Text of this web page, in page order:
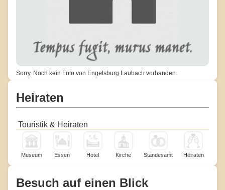
Sorry. Noch kein Foto von Engelsburg Laubach vorhanden.
Heiraten
Touristik & Heiraten
Museum Essen Hotel Kirche Standesamt Heiraten
Besuch auf einen Blick